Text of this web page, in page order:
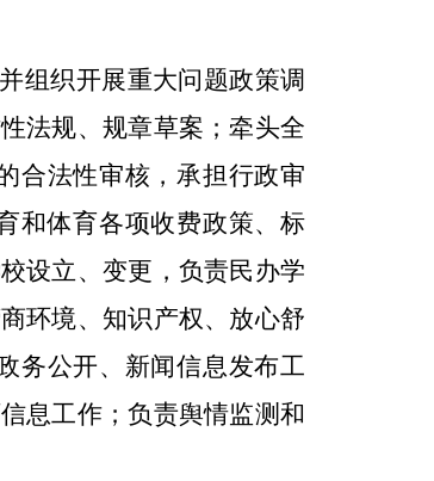
组织开展重大问题政策调
法规、规章草案；牵头全
合法性审核，承担行政审
和体育各项收费政策、标
设立、变更，负责民办学
环境、知识产权、放心舒
务公开、新闻信息发布工
息工作；负责舆情监测和